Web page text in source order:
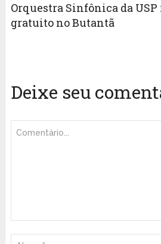
Orquestra Sinfônica da
gratuito no Butantã
Deixe seu